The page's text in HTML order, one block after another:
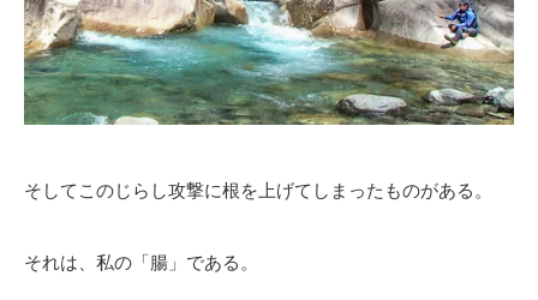
そしてこのじらし攻撃に根を上げてしまったものがある。
それは、私の「腸」である。